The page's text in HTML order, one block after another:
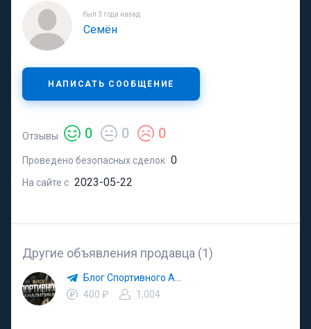
был 3 года назад
Семён
НАПИСАТЬ СООБЩЕНИЕ
Отзывы 0 0 0
Проведено безопасных сделок 0
На сайте с 2023-05-22
Другие объявления продавца (1)
400 ₽
1,004